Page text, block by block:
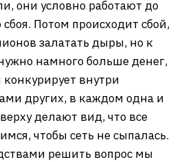
они условно работают до
сбоя. Потом происходит сбой,
залатать дыры, но к
намного больше денег,
внутри
других, в каждом одна и
делают вид, что все
чтобы сеть не сыпалась.
решить вопрос мы